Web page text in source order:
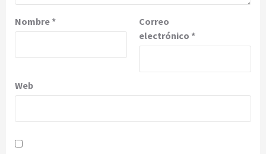
Nombre*
Correo
electrónico *
Web